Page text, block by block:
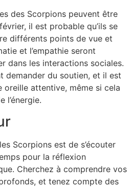
des Scorpions peuvent être
il est probable qu’ils se
différents points de vue et
et l’empathie seront
dans les interactions sociales.
demander du soutien, et il est
attentive, même si cela
l’énergie.
Scorpions est de s’écouter
pour la réflexion
Cherchez à comprendre vos
et tenez compte des